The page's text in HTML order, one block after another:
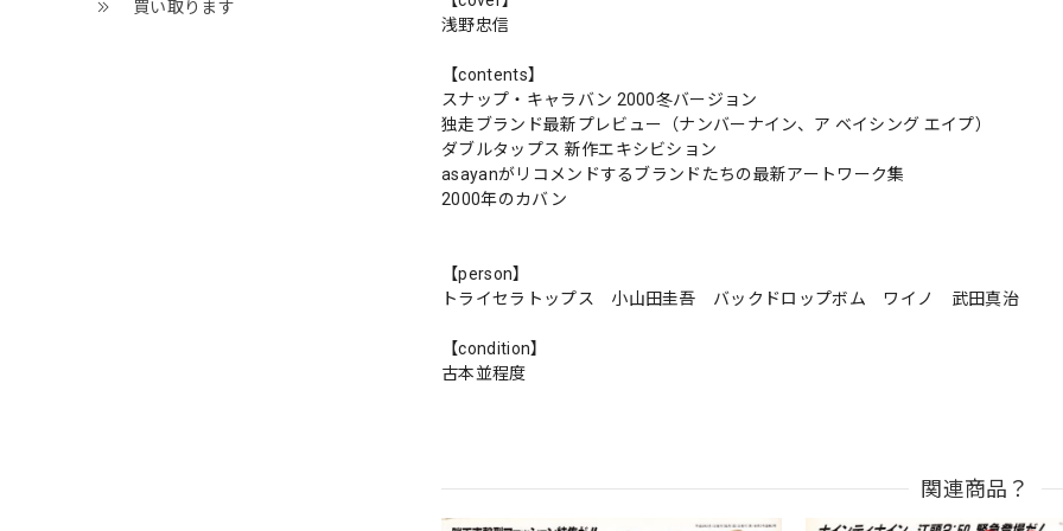
買い取ります
浅野忠信
【contents】
スナップ・キャラバン 2000冬バージョン
独走ブランド最新プレビュー（ナンバーナイン、ア ベイシング エイプ）
ダブルタップス 新作エキシビション
asayanがリコメンドするブランドたちの最新アートワーク集
2000年のカバン
【person】
トライセラトップス 小山田圭吾 バックドロップボム ワイノ 武田真治
【condition】
古本並程度
関連商品？